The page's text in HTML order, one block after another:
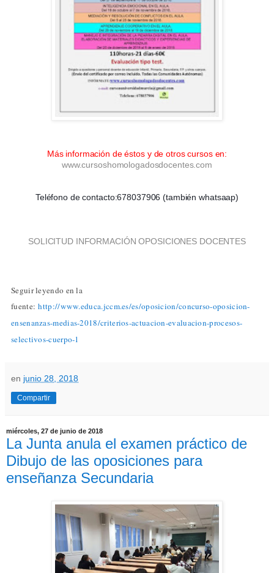
Más información de éstos y de otros cursos en:
www.cursoshomologadosdocentes.com
Teléfono de contacto:678037906 (también whatsaap)
SOLICITUD INFORMACIÓN OPOSICIONES DOCENTES
Seguir leyendo en la
fuente:http://www.educa.jccm.es/es/oposicion/concurso-oposicion-
ensenanzas-medias-2018/criterios-actuacion-evaluacion-procesos-
selectivos-cuerpo-1
en junio 28, 2018
Compartir
miércoles, 27 de junio de 2018
La Junta anula el examen práctico de
Dibujo de las oposiciones para
enseñanza Secundaria